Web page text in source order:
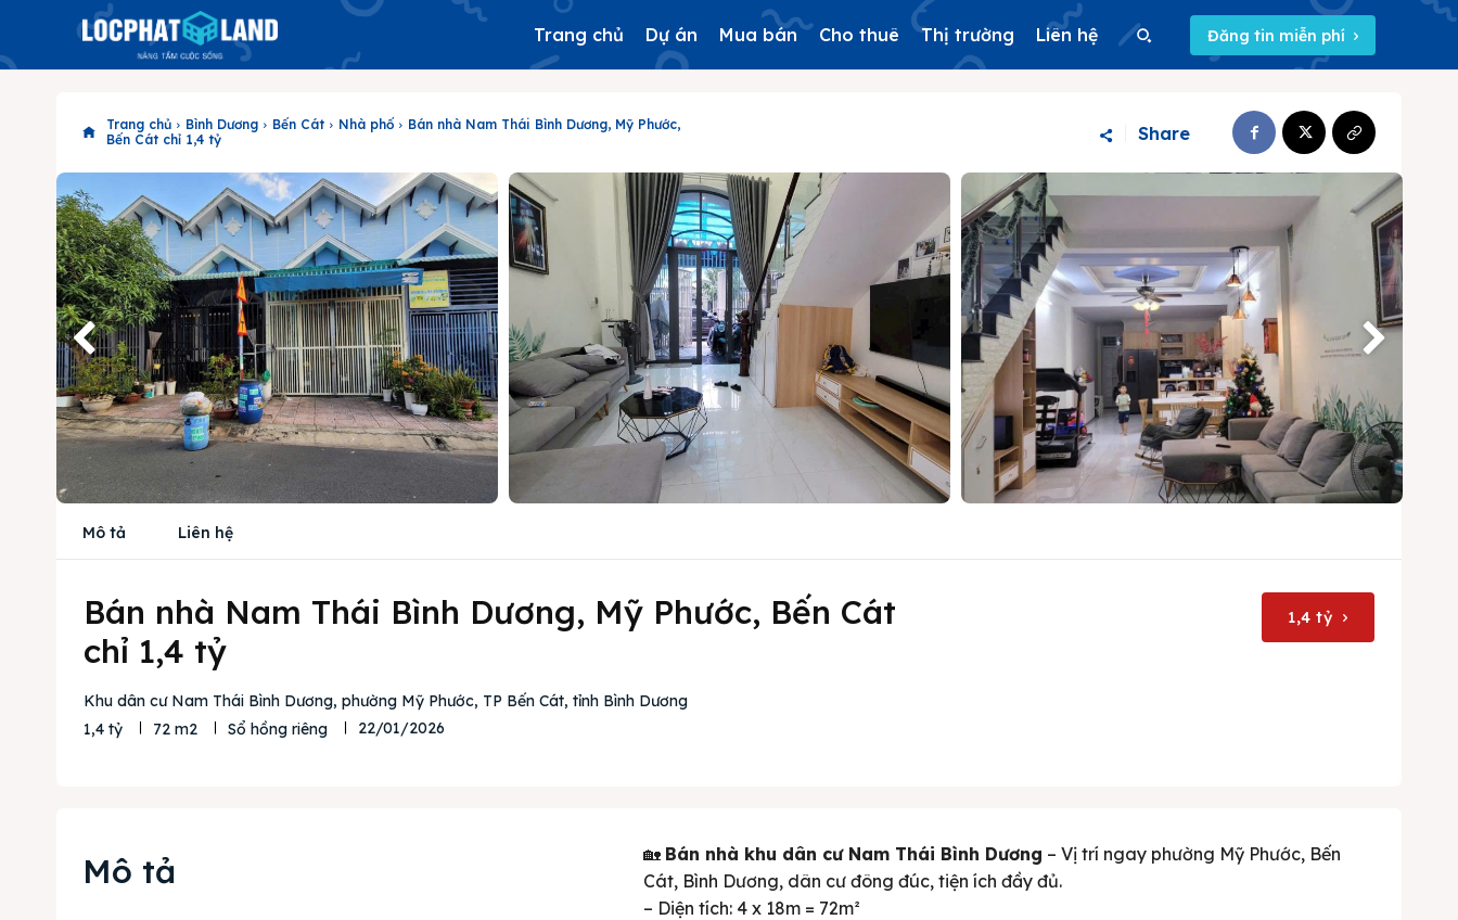
Search
Trang chủ Dự án Mua bán Cho thuê Thị trường Liên hệ Đăng tin miễn phí
Trang chủ Bình Dương Bến Cát Nhà phố
Bán nhà Nam Thái Bình Dương, Mỹ Phước,
Bến Cát chỉ 1,4 tỷ
Share
Mô tả Liên hệ
Bán nhà Nam Thái Bình Dương, Mỹ Phước, Bến Cát
chỉ 1,4 tỷ
Khu dân cư Nam Thái Bình Dương, phường Mỹ Phước, TP Bến Cát, tỉnh Bình Dương
1,4 tỷ
72 m2 Sổ hồng riêng 22/01/2026
1,4 tỷ
Mô tả 🏡 Bán nhà khu dân cư Nam Thái Bình Dương – Vị trí ngay phường Mỹ Phước, Bến
Cát, Bình Dương, dân cư đông đúc, tiện ích đầy đủ.
– Diện tích: 4 x 18m = 72m²